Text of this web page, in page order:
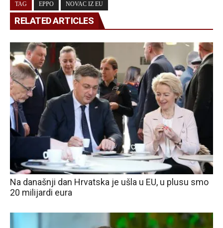
TAG EPPO NOVAC IZ EU
RELATED ARTICLES
Na današnji dan Hrvatska je ušla u EU, u plusu smo
20 milijardi eura